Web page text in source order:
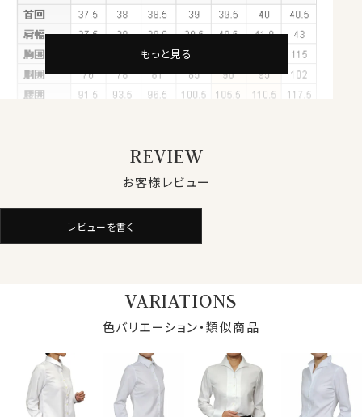
・洗濯後の乾きが早い。
・通気性に優れている。
上品な光沢感のあるサラッ！ツルッ！とした素材です。
とにかくお手入れが楽なのがおススメのスーパードライ
お好みでアイロンをかける際もとても楽！！
忙しい女性の味方です。
クールマックスの乾燥速度は綿と比べて一目瞭然！
★カフスボタンも使える！
通常のボタン留プラス、カフスボタンも使えるコンバーチ
ブルカフス。
レディースシャツでも、カフスボタンの上品なアクセント
とオシャレを楽しむことが出来ます。
写真着用モデルの寸法(7号サイズ着用)
身長： 160cm/ 首回り： 30cm/ 肩幅 ：40cm
バスト： 83cm/ 胴回り： 64cm/ 袖丈： 52cm(肩から)
サイズをお選びの際にご参考下さい。
仕様表
もっと見る
REVIEW
お客様レビュー
レビューを書く
VARIATIONS
色バリエーション・類似商品